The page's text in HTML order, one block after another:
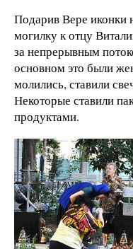
Подарив Вере иконки
могилку к отцу
за непрерывным
основном это были
молились, ставили
Некоторые ставили
продуктами.